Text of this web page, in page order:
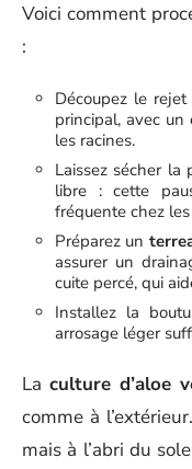
Voici comment
:
Découpez le
principal, avec
les racines.
Laissez sécher la
libre : cette
fréquente chez les
Préparez un
assurer un
cuite percé, qui
Installez la
arrosage léger
Laculture d’aloe
comme à
mais à l’abri du